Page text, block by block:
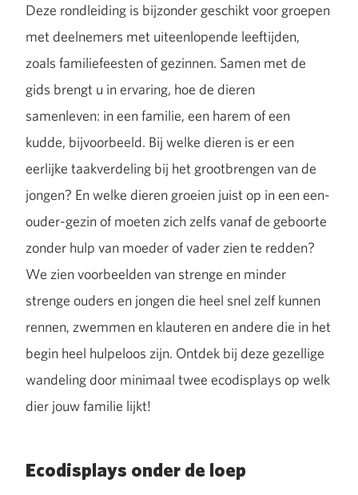
Deze rondleiding is bijzonder geschikt voor groepen
met deelnemers met uiteenlopende leeftijden,
zoals familiefeesten of gezinnen. Samen met de
gids brengt u in ervaring, hoe de dieren
samenleven: in een familie, een harem of een
kudde, bijvoorbeeld. Bij welke dieren is er een
eerlijke taakverdeling bij het grootbrengen van de
jongen? En welke dieren groeien juist op in een een-
ouder-gezin of moeten zich zelfs vanaf de geboorte
zonder hulp van moeder of vader zien te redden?
We zien voorbeelden van strenge en minder
strenge ouders en jongen die heel snel zelf kunnen
rennen, zwemmen en klauteren en andere die in het
begin heel hulpeloos zijn. Ontdek bij deze gezellige
wandeling door minimaal twee ecodisplays op welk
dier jouw familie lijkt!
Ecodisplays onder de loep